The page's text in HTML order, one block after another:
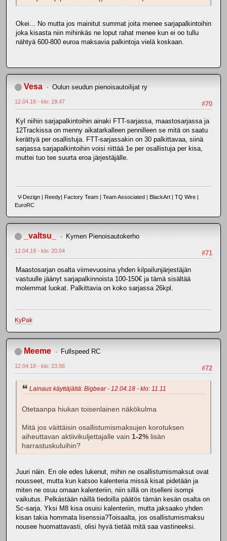
Okei... No mutta jos mainitut summat joita menee sarjapalkintoihin
joka kisasta niin mihinkäs ne loput rahat menee kun ei oo tullu
nähtyä 600-800 euroa maksavia palkintoja vielä koskaan.
Vesa Oulun seudun pienoisautoilijat ry
#70
12.04.18 - klo: 19.47
Kyl niihin sarjapalkintoihin ainaki FTT-sarjassa, maastosarjassa ja
12Trackissa on menny aikatarkalleen pennilleen se mitä on saatu
kerättyä per osallistuja. FTT-sarjassakin on 30 palkittavaa, siinä
sarjassa sarjapalkintoihin voisi riittää 1e per osallistuja per kisa,
muttei tuo tee suurta eroa järjestäjälle.
V-Dezign | Reedy| Factory Team | Team Associated | BlackArt | TQ Wire |
EuroRC
_valtsu_ Kymen Pienoisautokerho
#71
12.04.18 - klo: 20.04
Maastosarjan osalta viimevuosina yhden kilpailunjärjestäjän
vastuulle jäänyt sarjapalkinnoista 100-150€ ja tämä sisältää
molemmat luokat. Palkittavia on koko sarjassa 26kpl.
KyPak
Meeme Fullspeed RC
#72
12.04.18 - klo: 23.56
Lainaus käyttäjältä: Bigbear - 12.04.18 - klo: 11.11
Otetaanpa hiukan toisenlainen näkökulma
Mitä jos väittäisin osallistumismaksujen korotuksen
aiheuttavan aktiivikuljettajalle vain 1-2% lisän
harrastuskuluihin?
Juuri näin. En ole edes lukenut, mihin ne osallistumismaksut ovat
nousseet, mutta kun katsoo kalenteria missä kisat pidetään ja
miten ne osuu omaan kalenteriin, niin sillä on itselleni isompi
vaikutus. Pelkästään näillä tiedoilla päätös tämän kesän osalta on
Sc-sarja. Yksi M8 kisa osuisi kalenteriin, mutta jaksaako yhden
kisan takia hommata lisenssia?Toisaalta, jos osallistumismaksu
nousee huomattavasti, olisi hyvä tietää mitä saa vastineeksi.